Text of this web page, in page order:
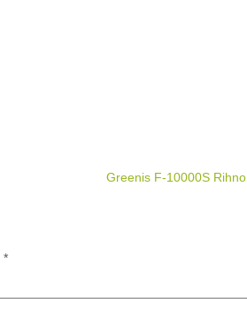
Greenis F-10000S Rihno
*